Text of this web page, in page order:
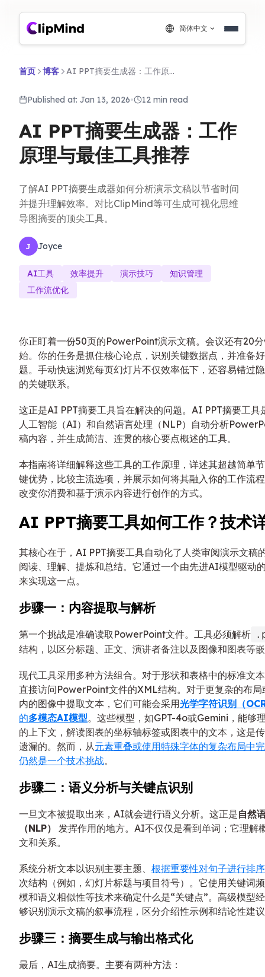
简体中文
首页 博客 AI PPT摘要生成器：工作原理与最佳工具推荐
Published at: Jan 13, 2026• 12 min read
AI PPT摘要生成器：工作
原理与最佳工具推荐
了解AI PPT摘要生成器如何分析演示文稿以节省时间
并提升理解效率。对比ClipMind等可生成可视化思维
导图摘要的顶尖工具。
J Joyce
AI工具 效率提升 演示技巧
知识管理
工作流优化
你正盯着一份50页的PowerPoint演示文稿。会议还有20
始。你的任务是抓住核心论点，识别关键数据点，并准备
题。手动快速浏览每页幻灯片不仅效率低下，还容易错过
的关键联系。
这正是AI PPT摘要工具旨在解决的问题。AI PPT摘要工具
人工智能（AI）和自然语言处理（NLP）自动分析
稿内容，并生成简洁、连贯的核心要点概述的工具。
本指南将详细解释这些工具的工作原理，详述其超越简单
键优势，比较主流选项，并展示如何将其融入你的工作流
改变你消费和基于演示内容进行创作的方式。
AI PPT摘要工具如何工作？技术
其核心在于，AI PPT摘要工具自动化了人类审阅演示文稿
阅读、理解、提炼和总结。它通过一个由先进AI模型驱动
来实现这一点。
步骤一：内容提取与解析
第一个挑战是准确读取PowerPoint文件。工具必须解析
结构，以区分标题、正文、演讲者备注以及图像和图表等
现代工具采用多种方法组合。对于形状和表格中的标准文
直接访问PowerPoint文件的XML结构。对于更复杂的布局
内的图像中提取文本，它们可能会采用光学字符识别（
的多模态AI模型。这些模型，如GPT-4o或Gemini，能够
的上下文，解读图表的坐标轴标签或图表中的文本，这是
遗漏的。然而，从元素重叠或使用特殊字体的复杂布局中
仍然是一个技术挑战。
步骤二：语义分析与关键点识别
一旦文本被提取出来，AI就会进行语义分析。这正是自然
（NLP）
发挥作用的地方。AI不仅仅是看到单词；它理解
文和关系。
系统分析文本以识别主要主题、 根据重要性对句子进行排序
次结构（例如，幻灯片标题与项目符号）。它使用关键词
模和语义相似性等技术来确定什么是“关键点”。高级模型
够识别演示文稿的叙事流程，区分介绍性示例和结论性建
步骤三：摘要生成与输出格式化
最后，AI生成摘要。主要有两种方法：